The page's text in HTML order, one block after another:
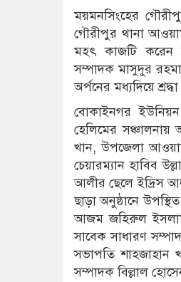
ময়মনসিংহের
গৌরীপুর থানা
মহৎ কাজটি করেন
সম্পাদক মাসুদুর
অর্পনের মধ্যদিয়ে
বোকাইনগর
হেলিমের
খান, উপজেলা
চেয়ারম্যান হাবিব
আলীর ছেলে ইদ্রিস
ছাড়া অনুষ্ঠানে
আজম জহিরুল
সাবেক সাধারণ
সভাপতি শাহজাহান
সম্পাদক বিল্লাল